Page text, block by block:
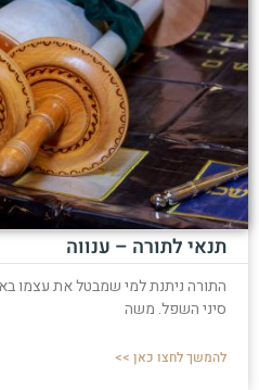
תנאי לתורה – ענווה
התורה ניתנת למי שמבטל את עצמו
סיני השפל. משה
להמשך לחצו כאן >>